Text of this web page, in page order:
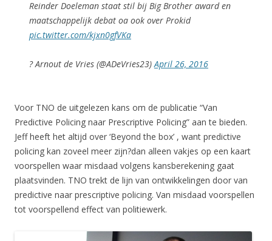
Reinder Doeleman staat stil bij Big Brother award en
maatschappelijk debat oa ook over Prokid
pic.twitter.com/kjxn0gfVKa
? Arnout de Vries (@ADeVries23)April 26, 2016
Voor TNO de uitgelezen kans om de publicatie “Van
Predictive Policing naar Prescriptive Policing” aan te bieden.
Jeff heeft het altijd over ‘Beyond the box’ , want predictive
policing kan zoveel meer zijn?dan alleen vakjes op een kaart
voorspellen waar misdaad volgens kansberekening gaat
plaatsvinden. TNO trekt de lijn van ontwikkelingen door van
predictive naar prescriptive policing. Van misdaad voorspellen
tot voorspellend effect van politiewerk.